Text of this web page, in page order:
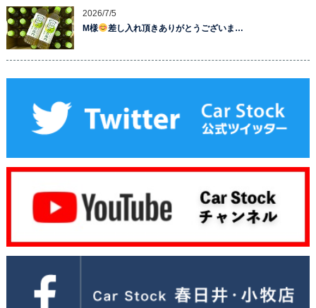
2026/7/5
M様
差し入れ頂きありがとうございま…